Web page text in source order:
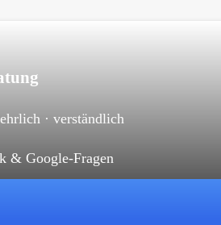
· verständlich
& Google-Fragen